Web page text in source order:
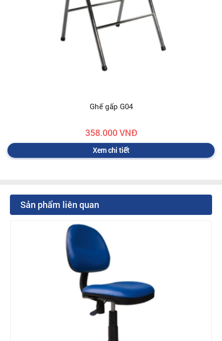
Ghế gấp G04
358.000 VNĐ
Xem chi tiết
Sản phẩm liên quan